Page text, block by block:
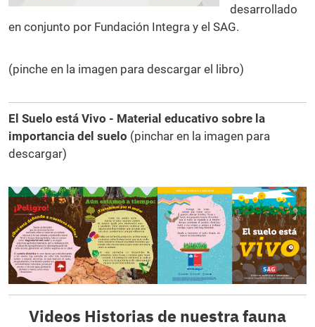
desarrollado
en conjunto por Fundación Integra y el SAG.
(pinche en la imagen para descargar el libro)
El Suelo está Vivo - Material educativo sobre la
importancia del suelo (pinchar en la imagen para
descargar)
Videos Historias de nuestra fauna